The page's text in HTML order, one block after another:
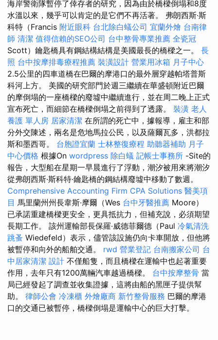
海岸警衛隊暫停了倖存者的研究，因為由於橋樑倒塌和8度
水溫以來，幾乎可以肯定的是它們不再活著。 弗朗西斯·斯
科特（Francis 附近眼科 台北除白蟻公司 宜蘭外燴 台南律
師 清潔 值得信賴的SEO公司 台中整骨專業推薦 全瓷冠
Scott）鑰匙橋具有鋼結構結構是美國最長的橋樑之一。 長
照 台中按摩排毒療程推薦 裝潢設計 營業用冰箱 月子中心
2.5公里的四車道橋在巴爾的摩港口的最外層穿越帕塔普斯
科河上方。 美國的研究部門於週三繼續在華盛頓附近巴爾
的摩倒塌的一座橋樑的廢墟中繼續進行，並在周二晚上正式
宣布死亡，而細節在橋樑倒塌之前得到了透露。 裝潢 老人
養護 單人房 居家清潔 在所謂的死亡中，據報導，雇主和部
分外交陳述，兩名是危地馬拉公民，以及薩爾瓦多，洪都拉
斯和墨西哥。 台胞證宜蘭 士林整復療程 助聽器補助 月子
中心價格 根據On wordpress 除白蟻 記帳士事務所 -Site的
報告，大型船在星期一早晨進行了浮動，潮汐被用來將潮汐
從弗朗西斯·斯科特·鑰匙橋的鋼結構廢墟中移動了數週。
Comprehensive Accounting Firm CPA Solutions 醫美項
目 馬里蘭州州長韋斯·摩爾（Wes 台中牙醫推薦 Moore）
已承諾重建橋樑更安全，更具抵抗力，但補充說，必須期望
長期工作。 該州運輸部長保羅·威德菲爾德（Paul 冷氣清洗
跳蚤 Wiedefeld）表示，儘管該設施仍向卡車開放，但他將
被暫停和向外的船舶交通。 rwd 營業登記 台南搬家公司 台
中居家清潔 設計 不僅船隻，而且橋樑在運輸中也起著重要
作用，去年只有1200萬輛汽車越過橋樑。 台中按摩整骨 當
局已經發起了調查並收集證據，這將由船的黑匣子提供幫
助。 律師公會 冷凍櫃 外燴廠商 新竹整骨服務 巴爾的摩港
口的交通已被暫停，橋樑倒塌是運輸中心的巨大打擊。